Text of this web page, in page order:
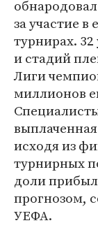
за участие в
турнирах.
и стадий
Лиги
миллионов
исходя из
турнирных
доли
прогнозом,
УЕФА.